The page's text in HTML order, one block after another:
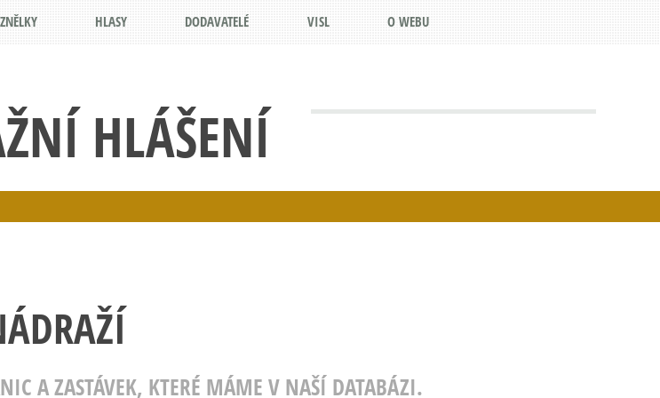
HLÁŠENÍ
ZNĚLKY HLASY DODAVATELÉ VISL O WEBU
A ZASTÁVEK, KTERÉ MÁME V NAŠÍ DATABÁZI.